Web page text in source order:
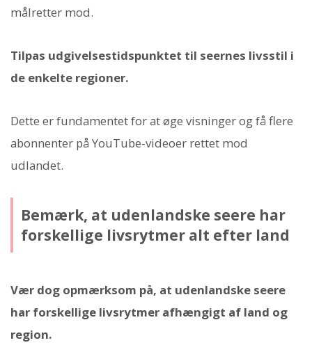
målretter mod.
Tilpas udgivelsestidspunktet til seernes livsstil i
de enkelte regioner.
Dette er fundamentet for at øge visninger og få flere
abonnenter på YouTube-videoer rettet mod
udlandet.
Bemærk, at udenlandske seere har
forskellige livsrytmer alt efter land
Vær dog opmærksom på, at udenlandske seere
har forskellige livsrytmer afhængigt af land og
region.